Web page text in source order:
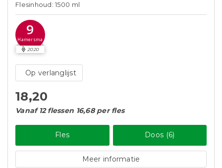
Flesinhoud: 1500 ml
9
Hamersma
2020
Op verlanglijst
18,20
Vanaf 12 flessen 16,68 per fles
Fles Doos (6)
Meer informatie